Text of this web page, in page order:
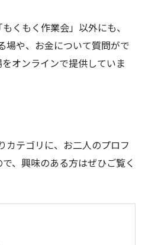
くもく作業会」以外にも、
場や、お金について質問がで
オンラインで提供していま
カテゴリに、お二人のプロフ
、興味のある方はぜひご覧く